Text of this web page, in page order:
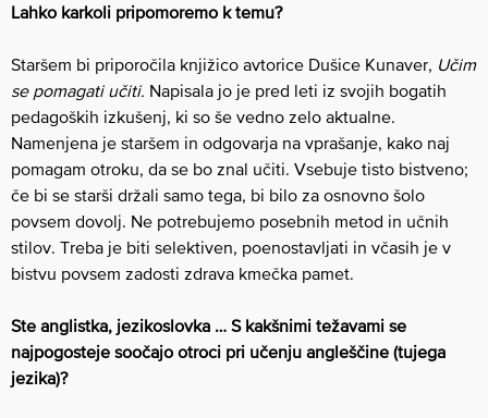
Lahko karkoli pripomoremo k temu?
Staršem bi priporočila knjižico avtorice Dušice Kunaver, Učim
se pomagati učiti. Napisala jo je pred leti iz svojih bogatih
pedagoških izkušenj, ki so še vedno zelo aktualne.
Namenjena je staršem in odgovarja na vprašanje, kako naj
pomagam otroku, da se bo znal učiti. Vsebuje tisto bistveno;
če bi se starši držali samo tega, bi bilo za osnovno šolo
povsem dovolj. Ne potrebujemo posebnih metod in učnih
stilov. Treba je biti selektiven, poenostavljati in včasih je v
bistvu povsem zadosti zdrava kmečka pamet.
Ste anglistka, jezikoslovka … S kakšnimi težavami se
najpogosteje soočajo otroci pri učenju angleščine (tujega
jezika)?